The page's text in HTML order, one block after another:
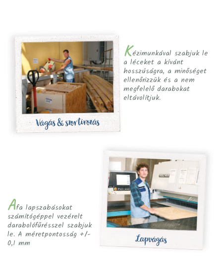
Kézimunkával szabjuk le
a léceket a kívánt
hosszúságra, a minőséget
ellenőrizzük és a nem
megfelelő darabokat
eltávolítjuk.
Afa lapszabásokat
számítógéppel vezérelt
darabolófűrésszel szabjuk
le. A méretpontosság +/-
0,1 mm